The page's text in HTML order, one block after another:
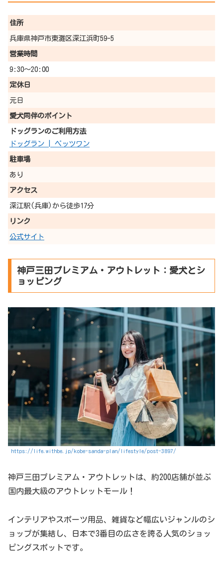
住所
兵庫県神戸市東灘区深江浜町59-5
営業時間
9:30〜20:00
定休日
元日
愛犬同伴のポイント
ドッグランのご利用方法
ドッグラン | ペッツワン
駐車場
あり
アクセス
深江駅(兵庫)から徒歩17分
リンク
公式サイト
神戸三田プレミアム・アウトレット：愛犬とシ
ョッピング
https://life.withbe.jp/kobe-sanda-plan/lifestyle/post-3897/
神戸三田プレミアム・アウトレットは、約200店舗が並ぶ
国内最大級のアウトレットモール！
インテリアやスポーツ用品、雑貨など幅広いジャンルのシ
ョップが集結し、日本で3番目の広さを誇る人気のショッ
ピングスポットです。